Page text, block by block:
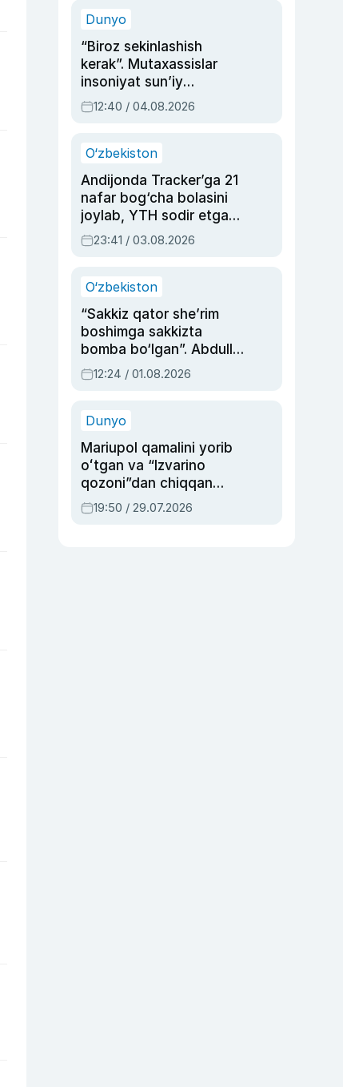
Dunyo
“Biroz sekinlashish
kerak”. Mutaxassislar
insoniyat sun’iy
intellektni boshqara
olmay qolishidan xavotir
12:40 / 04.08.2026
O‘zbekiston
Andijonda Tracker’ga 21
nafar bog‘cha bolasini
joylab, YTH sodir etgan
ayolga sud hukmi o‘qildi
23:41 / 03.08.2026
O‘zbekiston
“Sakkiz qator she’rim
boshimga sakkizta
bomba bo‘lgan”. Abdulla
Oripovni siyosiy
ayblovlardan asrab
12:24 / 01.08.2026
Dunyo
Mariupol qamalini yorib
oʻtgan va “Izvarino
qozoni”dan chiqqan
qahramon — Ukraina
armiyasi bosh
19:50 / 29.07.2026